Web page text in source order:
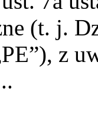
(t. j.
z